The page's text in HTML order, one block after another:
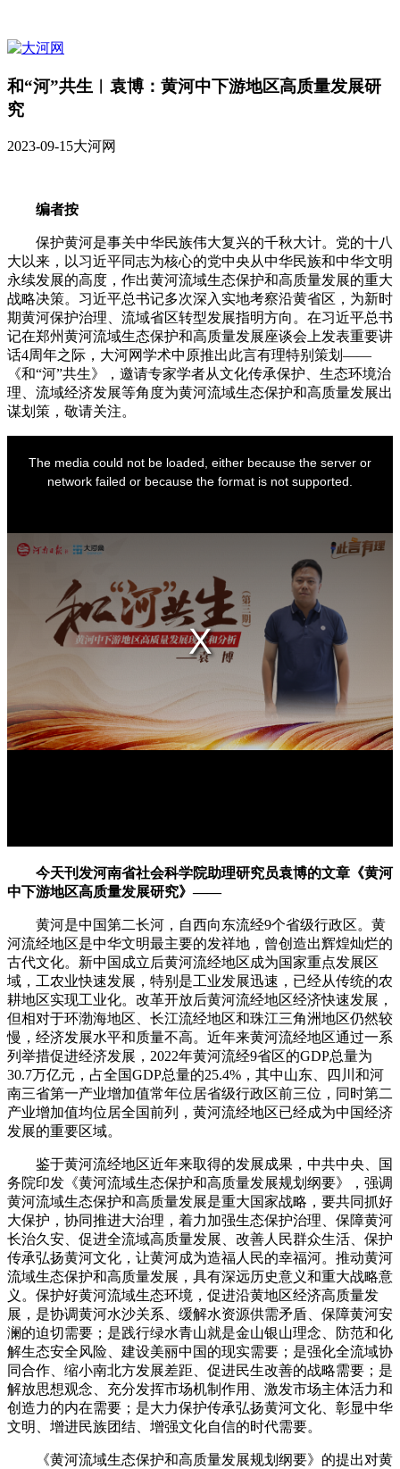
和“河”共生︱袁博：黄河中下游地区高质量发展研
究
2023-09-15大河网
编者按
保护黄河是事关中华民族伟大复兴的千秋大计。党的十八
大以来，以习近平同志为核心的党中央从中华民族和中华文明
永续发展的高度，作出黄河流域生态保护和高质量发展的重大
战略决策。习近平总书记多次深入实地考察沿黄省区，为新时
期黄河保护治理、流域省区转型发展指明方向。在习近平总书
记在郑州黄河流域生态保护和高质量发展座谈会上发表重要讲
话4周年之际，大河网学术中原推出此言有理特别策划——
《和“河”共生》，邀请专家学者从文化传承保护、生态环境治
理、流域经济发展等角度为黄河流域生态保护和高质量发展出
谋划策，敬请关注。
今天刊发河南省社会科学院助理研究员袁博的文章《黄河
中下游地区高质量发展研究》——
黄河是中国第二长河，自西向东流经9个省级行政区。黄
河流经地区是中华文明最主要的发祥地，曾创造出辉煌灿烂的
古代文化。新中国成立后黄河流经地区成为国家重点发展区
域，工农业快速发展，特别是工业发展迅速，已经从传统的农
耕地区实现工业化。改革开放后黄河流经地区经济快速发展，
但相对于环渤海地区、长江流经地区和珠江三角洲地区仍然较
慢，经济发展水平和质量不高。近年来黄河流经地区通过一系
列举措促进经济发展，2022年黄河流经9省区的GDP总量为
30.7万亿元，占全国GDP总量的25.4%，其中山东、四川和河
南三省第一产业增加值常年位居省级行政区前三位，同时第二
产业增加值均位居全国前列，黄河流经地区已经成为中国经济
发展的重要区域。
鉴于黄河流经地区近年来取得的发展成果，中共中央、国
务院印发《黄河流域生态保护和高质量发展规划纲要》，强调
黄河流域生态保护和高质量发展是重大国家战略，要共同抓好
大保护，协同推进大治理，着力加强生态保护治理、保障黄河
长治久安、促进全流域高质量发展、改善人民群众生活、保护
传承弘扬黄河文化，让黄河成为造福人民的幸福河。推动黄河
流域生态保护和高质量发展，具有深远历史意义和重大战略意
义。保护好黄河流域生态环境，促进沿黄地区经济高质量发
展，是协调黄河水沙关系、缓解水资源供需矛盾、保障黄河安
澜的迫切需要；是践行绿水青山就是金山银山理念、防范和化
解生态安全风险、建设美丽中国的现实需要；是强化全流域协
同合作、缩小南北方发展差距、促进民生改善的战略需要；是
解放思想观念、充分发挥市场机制作用、激发市场主体活力和
创造力的内在需要；是大力保护传承弘扬黄河文化、彰显中华
文明、增进民族团结、增强文化自信的时代需要。
《黄河流域生态保护和高质量发展规划纲要》的提出对黄